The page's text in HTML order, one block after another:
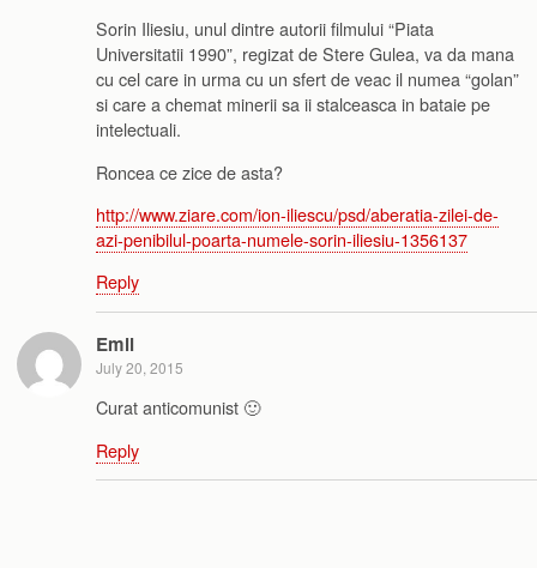
Sorin Iliesiu, unul dintre autorii filmului “Piata
Universitatii 1990”, regizat de Stere Gulea, va da mana
cu cel care in urma cu un sfert de veac il numea “golan”
si care a chemat minerii sa ii stalceasca in bataie pe
intelectuali.
Roncea ce zice de asta?
http://www.ziare.com/ion-iliescu/psd/aberatia-zilei-de-
azi-penibilul-poarta-numele-sorin-iliesiu-1356137
Reply
Emil
July 20, 2015
Curat anticomunist 🙂
Reply